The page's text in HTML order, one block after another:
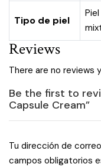
Tipo de piel
Reviews
There are no reviews
Be the first to
Capsule Cream”
Tu dirección de
campos obligatorios